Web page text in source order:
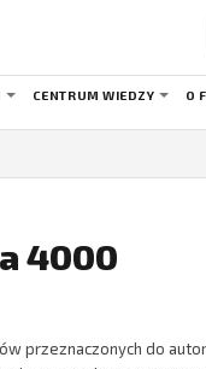
CENTRUM WIEDZY O
4000
przeznaczonych do